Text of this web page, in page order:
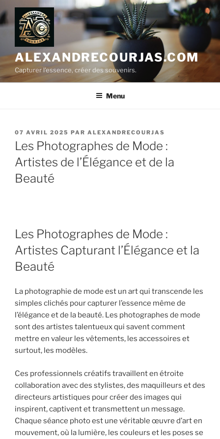
Aller
au
contenu
principal
ALEXANDRECOURJAS.COM
Capturer l'essence, créer des souvenirs.
Menu
PUBLIÉ
LE
07 AVRIL 2025 PAR ALEXANDRECOURJAS
Les Photographes de Mode :
Artistes de l’Élégance et de la
Beauté
Les Photographes de Mode :
Artistes Capturant l’Élégance et la
Beauté
La photographie de mode est un art qui transcende les
simples clichés pour capturer l’essence même de
l’élégance et de la beauté. Les photographes de mode
sont des artistes talentueux qui savent comment
mettre en valeur les vêtements, les accessoires et
surtout, les modèles.
Ces professionnels créatifs travaillent en étroite
collaboration avec des stylistes, des maquilleurs et des
directeurs artistiques pour créer des images qui
inspirent, captivent et transmettent un message.
Chaque séance photo est une véritable œuvre d’art en
mouvement, où la lumière, les couleurs et les poses se